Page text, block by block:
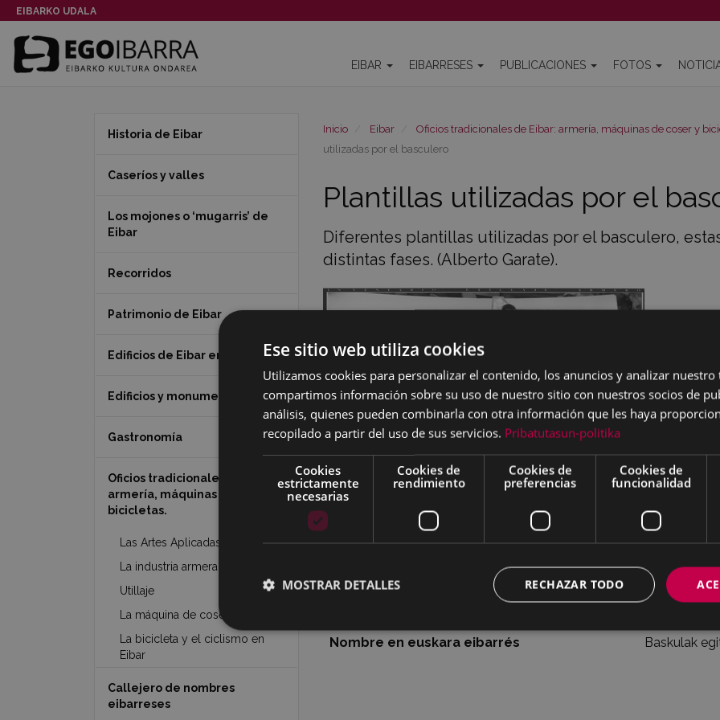
EIBARKO UDALA
EIBAR EIBARRESES PUBLICACIONES FOTOS
Inicio Eibar Oficios tradicionales de Eibar: armería, máquinas de coser y
utilizadas por el basculero
Plantillas utilizadas por el
Diferentes plantillas utilizadas por el basculero,
distintas fases. (Alberto Garate).
Plantillas para basculas en distintas fases: La de arriba es una báscula
(1994, Archivo Municipal de Eibar).
Nombre en castellano Plantillas
Nombre en euskara eibarrés Baskulak
Historia de Eibar
Caseríos y valles
Los mojones o ‘mugarris’ de
Eibar
Recorridos
Patrimonio de Eibar
Edificios de Eibar en 360º
Edificios y monumentos
Gastronomía
Oficios tradicionales de Eibar:
armería, máquinas de coser y
bicicletas.
Las Artes Aplicadas en Eibar
La industria armera
Utillaje
La máquina de coser
La bicicleta y el ciclismo en
Eibar
Callejero de nombres
eibarreses
Ese sitio web utiliza cookies
Utilizamos cookies para personalizar el contenido, los anuncios y analizar nuestro
compartimos información sobre su uso de nuestro sitio con nuestros socios de
análisis, quienes pueden combinarla con otra información que les haya
recopilado a partir del uso de sus servicios. Pribatutasun-politika
Cookies
estrictamente
necesarias
Cookies de
rendimiento
Cookies de
preferencias
Cookies de
funcionalidad
RECHAZAR TODO
MOSTRAR DETALLES